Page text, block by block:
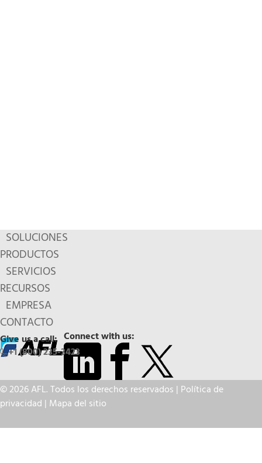
SOLUCIONES
PRODUCTOS
SERVICIOS
RECURSOS
EMPRESA
CONTACTO
Connect with us:
Give us a call:
+1 (800) 235-3423
© 2026 AFL. Todos los derechos reservados | Política de
privacidad | Mapa del sitio